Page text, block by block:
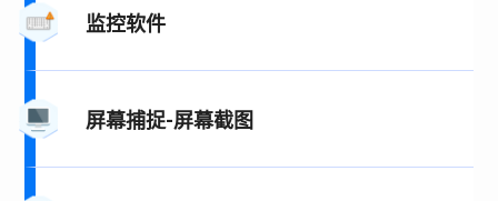
监控软件
屏幕捕捉-屏幕截图